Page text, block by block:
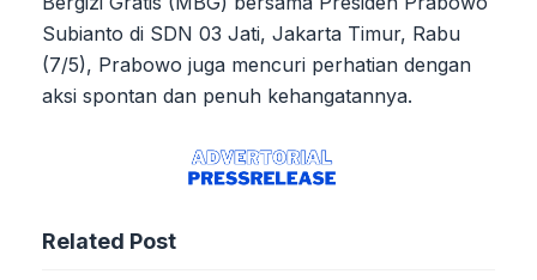
Subianto di SDN 03 Jati, Jakarta Timur, Rabu
(7/5), Prabowo juga mencuri perhatian dengan
aksi spontan dan penuh kehangatannya.
Related Post